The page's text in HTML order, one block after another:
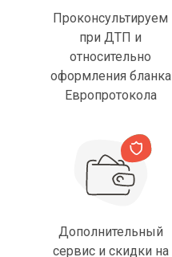
Проконсультируем
при ДТП и
относительно
оформления бланка
Европротокола
Дополнительный
сервис и скидки на